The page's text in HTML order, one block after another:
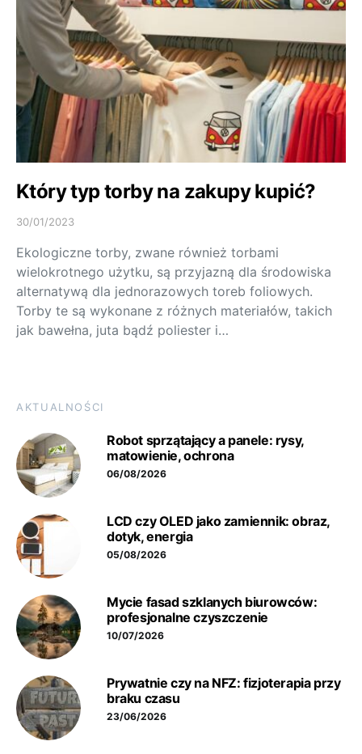
Który typ torby na zakupy kupić?
30/01/2023
Ekologiczne torby, zwane również torbami
wielokrotnego użytku, są przyjazną dla środowiska
alternatywą dla jednorazowych toreb foliowych.
Torby te są wykonane z różnych materiałów, takich
jak bawełna, juta bądź poliester i…
AKTUALNOŚCI
Robot sprzątający a panele: rysy,
matowienie, ochrona
06/08/2026
LCD czy OLED jako zamiennik: obraz,
dotyk, energia
05/08/2026
Mycie fasad szklanych biurowców:
profesjonalne czyszczenie
10/07/2026
Prywatnie czy na NFZ: fizjoterapia przy
braku czasu
23/06/2026